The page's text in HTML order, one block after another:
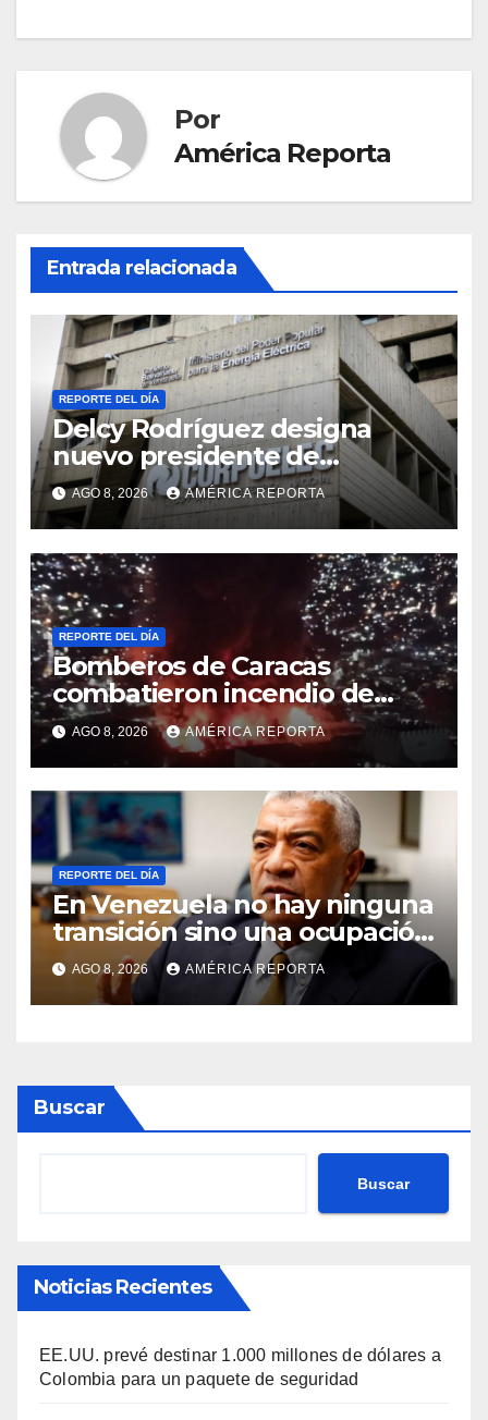
entradas
Por
América Reporta
Entrada relacionada
REPORTE DEL DÍA
Delcy Rodríguez designa
nuevo presidente de
Corpoelec y nuevo
viceministro de Servicios
Eléctricos
AGO 8, 2026 AMÉRICA REPORTA
REPORTE DEL DÍA
Bomberos de Caracas
combatieron incendio de
gran magnitud en zona
industrial de El Llanito
AGO 8, 2026 AMÉRICA REPORTA
REPORTE DEL DÍA
En Venezuela no hay ninguna
transición sino una ocupación
a la fuerza
AGO 8, 2026 AMÉRICA REPORTA
Buscar
Buscar
Noticias Recientes
EE.UU. prevé destinar 1.000 millones de dólares a
Colombia para un paquete de seguridad